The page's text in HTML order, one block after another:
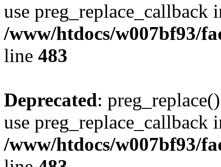
use preg_replace_callback
/www/htdocs/w007bf93/
line 483
Deprecated:
use preg_replace_callback
/www/htdocs/w007bf93/